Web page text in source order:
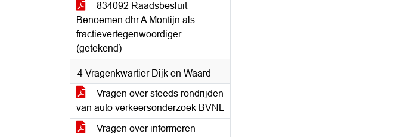
834092 Raadsbesluit
Benoemen dhr A Montijn als
fractievertegenwoordiger
(getekend)
4 Vragenkwartier Dijk en Waard
Vragen over steeds rondrijden
van auto verkeersonderzoek BVNL
Vragen over informeren